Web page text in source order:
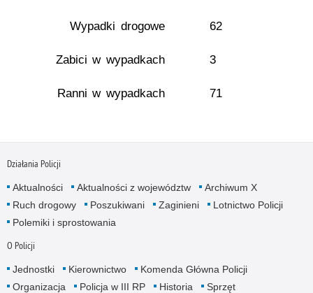
Wypadki drogowe 62
Zabici w wypadkach 3
Ranni w wypadkach 71
Działania Policji
Aktualności Aktualności z województw
Archiwum X
Ruch drogowy
Poszukiwani Zaginieni
Lotnictwo Policji
Polemiki i sprostowania
O Policji
Jednostki Kierownictwo
Komenda Główna Policji
Organizacja
Policja w III RP Historia
Sprzęt